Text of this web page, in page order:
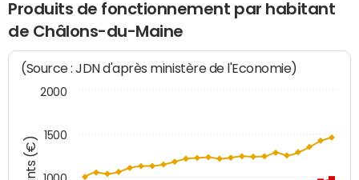
Produits de fonctionnement par habitant
de Châlons-du-Maine
(Source : JDN d'après ministère de l'Economie)
1500
2000